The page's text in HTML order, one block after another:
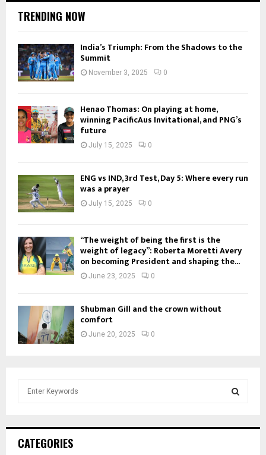
TRENDING NOW
India’s Triumph: From the Shadows to the
Summit
November 3, 2025 0
Henao Thomas: On playing at home,
winning PacificAus Invitational, and PNG’s
future
July 15, 2025 0
ENG vs IND, 3rd Test, Day 5: Where every run
was a prayer
July 15, 2025 0
“The weight of being the first is the
weight of legacy”: Roberta Moretti Avery
on becoming President and shaping the...
June 23, 2025 0
Shubman Gill and the crown without
comfort
June 20, 2025 0
h
CATEGORIES